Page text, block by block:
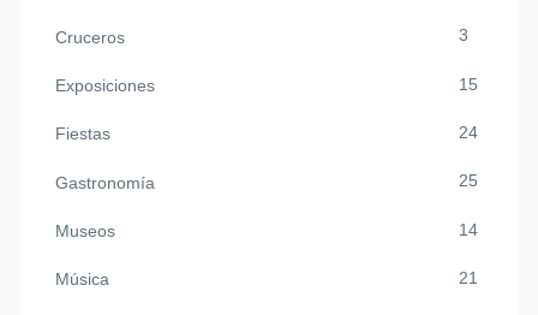
Cruceros 3
Exposiciones 15
Fiestas 24
Gastronomía 25
Museos 14
Música 21